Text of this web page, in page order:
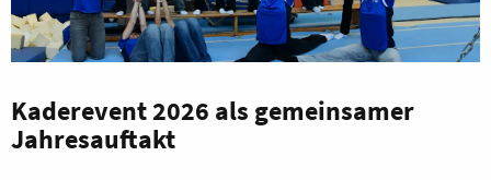
Kaderevent 2026 als gemeinsamer
Jahresauftakt